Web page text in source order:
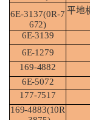
6E-3137(0R-7
672)
平地
6E-3139
6E-1279
169-4882
6E-5072
177-7517
169-4883(10R